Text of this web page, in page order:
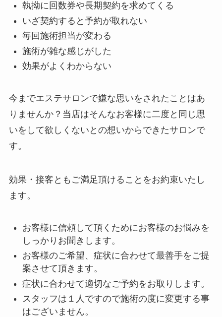
執拗に回数券や長期契約を求めてくる
いざ契約すると予約が取れない
毎回施術担当が変わる
施術が雑な感じがした
効果がよくわからない
今までエステサロンで嫌な思いをされたことはあ
りませんか？当店はそんなお客様に二度と同じ思
いをして欲しくないとの想いからできたサロンで
す。
効果・接客ともご満足頂けることをお約束いたし
ます。
お客様に信頼して頂くためにお客様のお悩みを
しっかりお聞きします。
お客様のご希望、症状に合わせて最善手をご提
案させて頂きます。
症状に合わせて適切なご予約をお取りします。
スタッフは１人ですので施術の度に変更する事
はございません。